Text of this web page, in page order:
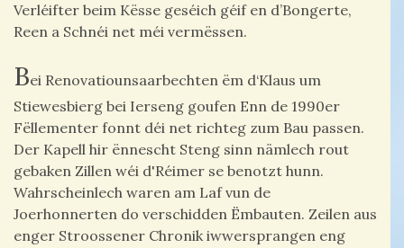
Verléifter beim Kësse geséich géif en d’Bongerte,
Reen a Schnéi net méi vermëssen.
Bei Renovatiounsaarbechten ëm d‘Klaus um
Stiewesbierg bei Ierseng goufen Enn de 1990er
Fëllementer fonnt déi net richteg zum Bau passen.
Der Kapell hir ënnescht Steng sinn nämlech rout
gebaken Zillen wéi d'Réimer se benotzt hunn.
Wahrscheinlech waren am Laf vun de
Joerhonnerten do verschidden Ëmbauten. Zeilen aus
enger Stroossener Chronik iwwersprangen eng